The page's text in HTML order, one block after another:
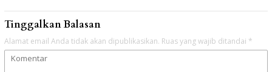
Tinggalkan Balasan
Alamat email Anda tidak akan dipublikasikan. Ruas yang wajib ditandai *